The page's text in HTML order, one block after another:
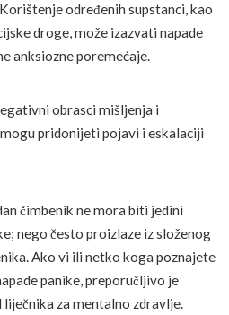
Korištenje određenih supstanci, kao
droge, može izazvati napade
anksiozne poremećaje.
obrasci mišljenja i
pridonijeti pojavi i eskalaciji
čimbenik ne mora biti jedini
nego često proizlaze iz složenog
Ako vi ili netko koga poznajete
panike, preporučljivo je
za mentalno zdravlje.